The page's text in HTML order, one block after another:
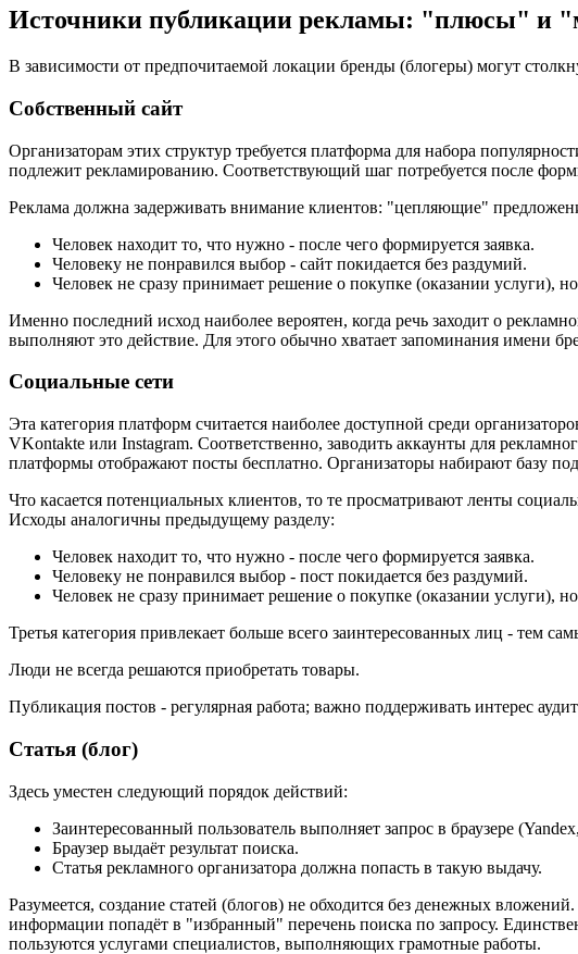
Источники публикации рекламы: "плюсы" и
В зависимости от предпочитаемой локации бренды (блогеры) могут
Собственный сайт
Организаторам этих структур требуется платформа для набора
подлежит рекламированию. Соответствующий шаг потребуется после
Реклама должна задерживать внимание клиентов: "цепляющие"
Человек находит то, что нужно - после чего формируется заявка.
Человеку не понравился выбор - сайт покидается без раздумий.
Человек не сразу принимает решение о покупке (оказании услуги),
Именно последний исход наиболее вероятен, когда речь заходит о
выполняют это действие. Для этого обычно хватает запоминания имени
Социальные сети
Эта категория платформ считается наиболее доступной среди
VKontakte или Instagram. Соответственно, заводить аккаунты для
платформы отображают посты бесплатно. Организаторы набирают базу
Что касается потенциальных клиентов, то те просматривают ленты
Исходы аналогичны предыдущему разделу:
Человек находит то, что нужно - после чего формируется заявка.
Человеку не понравился выбор - пост покидается без раздумий.
Человек не сразу принимает решение о покупке (оказании услуги),
Третья категория привлекает больше всего заинтересованных лиц - тем
Люди не всегда решаются приобретать товары.
Публикация постов - регулярная работа; важно поддерживать интерес
Статья (блог)
Здесь уместен следующий порядок действий:
Заинтересованный пользователь выполняет запрос в браузере
Браузер выдаёт результат поиска.
Статья рекламного организатора должна попасть в такую выдачу.
Разумеется, создание статей (блогов) не обходится без денежных
информации попадёт в "избранный" перечень поиска по запросу.
пользуются услугами специалистов, выполняющих грамотные работы.